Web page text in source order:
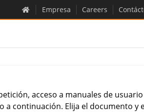
Empresa Careers
acceso a manuales de
continuación. Elija el documento y